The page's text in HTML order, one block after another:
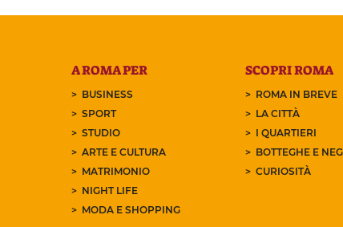
A ROMA PER
BUSINESS
SPORT
STUDIO
ARTE E CULTURA
MATRIMONIO
NIGHT LIFE
MODA E SHOPPING
SCOPRI ROMA
ROMA IN BREVE
LA CITTÀ
I QUARTIERI
BOTTEGHE E
CURIOSITÀ